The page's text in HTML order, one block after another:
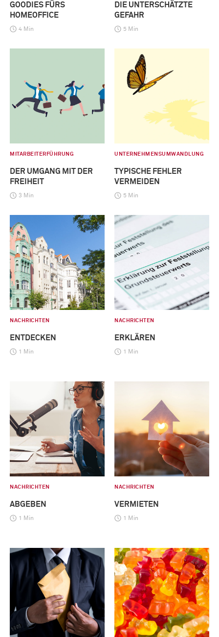
GOODIES FÜRS
HOMEOFFICE
4 Min
DIE UNTERSCHÄTZTE
GEFAHR
5 Min
MITARBEITERFÜHRUNG
DER UMGANG MIT DER
FREIHEIT
3 Min
UNTERNEHMENSUMWANDLUNG
TYPISCHE FEHLER
VERMEIDEN
5 Min
NACHRICHTEN
ENTDECKEN
1 Min
NACHRICHTEN
ERKLÄREN
1 Min
NACHRICHTEN
ABGEBEN
1 Min
NACHRICHTEN
VERMIETEN
1 Min